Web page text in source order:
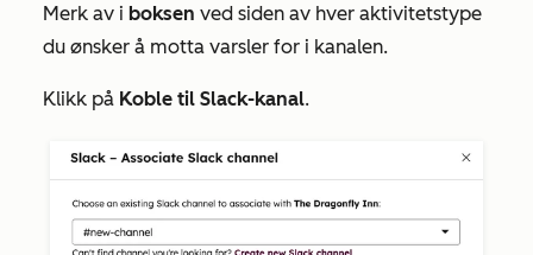
Merk av i boksen ved siden av hver aktivitetstype
du ønsker å motta varsler for i kanalen.
Klikk på Koble til Slack-kanal.